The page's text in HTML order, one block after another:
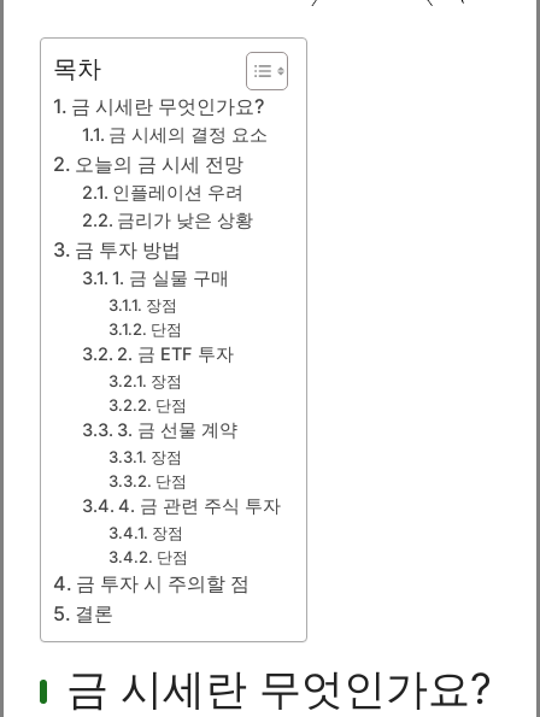
목차
금 시세란 무엇인가요?
금 시세의 결정 요소
오늘의 금 시세 전망
인플레이션 우려
금리가 낮은 상황
금 투자 방법
1. 금 실물 구매
장점
단점
2. 금 ETF 투자
장점
단점
3. 금 선물 계약
장점
단점
4. 금 관련 주식 투자
장점
단점
금 투자 시 주의할 점
결론
금 시세란 무엇인가요?